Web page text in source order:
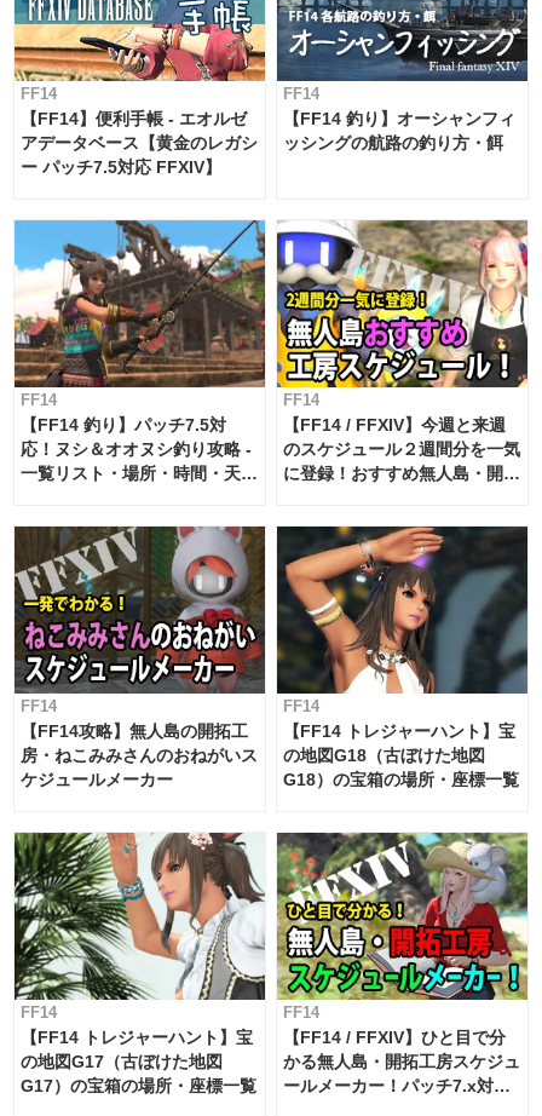
FF14
【FF14】便利手帳 - エオルゼ
アデータベース【黄金のレガシ
ー パッチ7.5対応 FFXIV】
FF14
【FF14 釣り】オーシャンフィ
ッシングの航路の釣り方・餌
FF14
【FF14 釣り】パッチ7.5対
応！ヌシ＆オオヌシ釣り攻略 -
一覧リスト・場所・時間・天
FF14
【FF14 / FFXIV】今週と来週
のスケジュール２週間分を一気
に登録！おすすめ無人島・開拓
対応 / 毎週更新中】
FF14
【FF14攻略】無人島の開拓工
房・ねこみみさんのおねがいス
ケジュールメーカー
FF14
【FF14 トレジャーハント】宝
の地図G18（古ぼけた地図
G18）の宝箱の場所・座標一覧
FF14
【FF14 トレジャーハント】宝
の地図G17（古ぼけた地図
G17）の宝箱の場所・座標一覧
FF14
【FF14 / FFXIV】ひと目で分
かる無人島・開拓工房スケジュ
ールメーカー！パッチ7.x対応